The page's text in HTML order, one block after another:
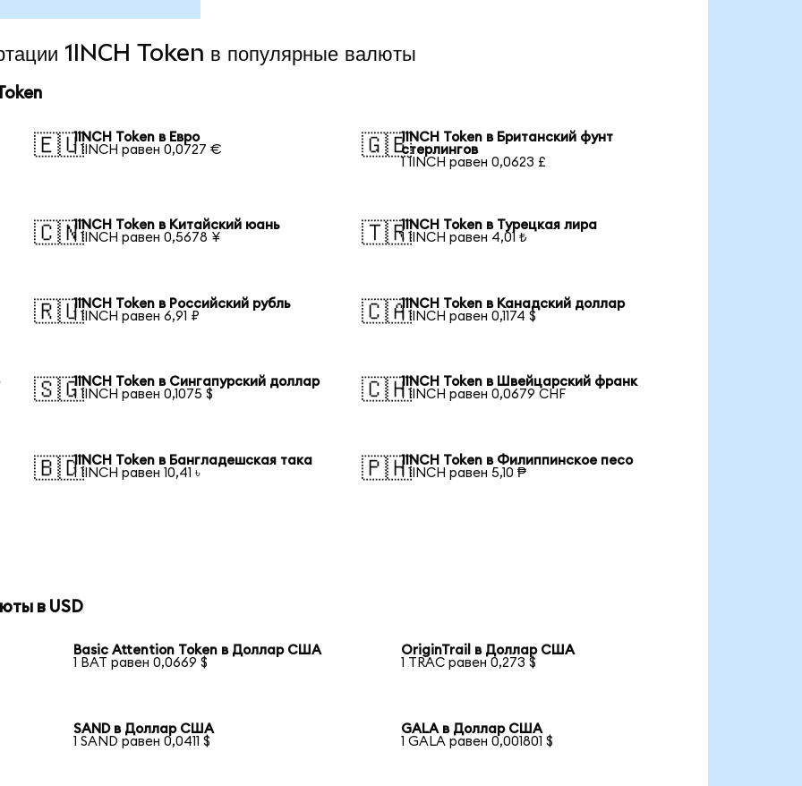
1INCH Token в популярные валюты
🇪🇺1INCH Token в Евро
1 1INCH равен 0,0727 €
🇬🇧1INCH Token в Британский фунт
стерлингов
1 1INCH равен 0,0623 £
🇨🇳1INCH Token в Китайский юань
1 1INCH равен 0,5678 ¥
🇹🇷1INCH Token в Турецкая лира
1 1INCH равен 4,01 ₺
🇷🇺1INCH Token в Российский рубль
1 1INCH равен 6,91 ₽
🇨🇦1INCH Token в Канадский доллар
1 1INCH равен 0,1174 $
🇸🇬1INCH Token в Сингапурский доллар
1 1INCH равен 0,1075 $
🇨🇭1INCH Token в Швейцарский франк
1 1INCH равен 0,0679 CHF
🇧🇩1INCH Token в Бангладешская така
1 1INCH равен 10,41 ৳
🇵🇭1INCH Token в Филиппинское песо
1 1INCH равен 5,10 ₱
в USD
Basic Attention Token в Доллар США
1 BAT равен 0,0669 $
OriginTrail в Доллар США
1 TRAC равен 0,273 $
SAND в Доллар США
1 SAND равен 0,0411 $
GALA в Доллар США
1 GALA равен 0,001801 $